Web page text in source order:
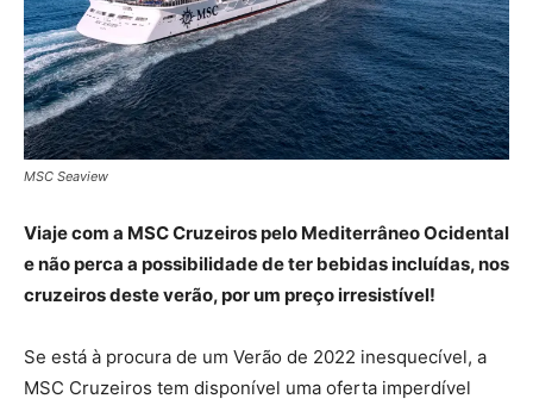
MSC Seaview
Viaje com a MSC Cruzeiros pelo Mediterrâneo Ocidental
e não perca a possibilidade de ter bebidas incluídas, nos
cruzeiros deste verão, por um preço irresistível!
Se está à procura de um Verão de 2022 inesquecível, a
MSC Cruzeiros tem disponível uma oferta imperdível